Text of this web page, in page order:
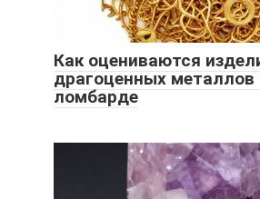
Как оцениваются
драгоценных металлов
ломбарде